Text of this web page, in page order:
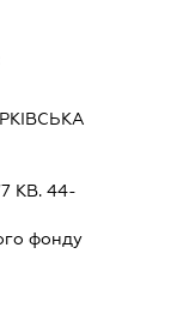
КВ. 44-
фонду